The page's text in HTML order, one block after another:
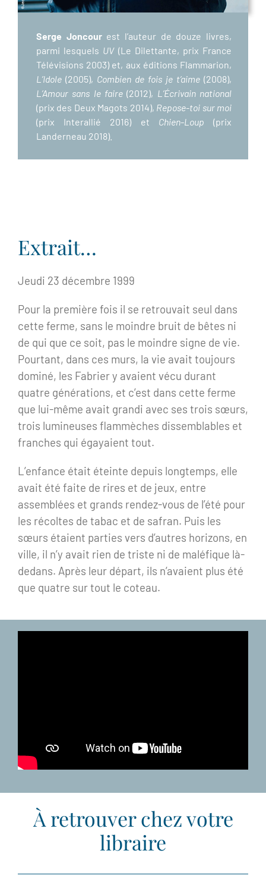
Serge Joncourest l’auteur de douze livres,
parmi lesquels UV(Le Dilettante, prix France
Télévisions 2003) et, aux éditions Flammarion,
L’Idole (2005), Combien de fois je t’aime (2008),
L’Amour sans le faire (2012), L’Écrivain national
(prix des Deux Magots 2014), Repose-toi sur moi
(prix Interallié 2016) et Chien-Loup (prix
Landerneau 2018).
Extrait…
Jeudi 23 décembre 1999
Pour la première fois il se retrouvait seul dans
cette ferme, sans le moindre bruit de bêtes ni
de qui que ce soit, pas le moindre signe de vie.
Pourtant, dans ces murs, la vie avait toujours
dominé, les Fabrier y avaient vécu durant
quatre générations, et c’est dans cette ferme
que lui-même avait grandi avec ses trois sœurs,
trois lumineuses flammèches dissemblables et
franches qui égayaient tout.
L’enfance était éteinte depuis longtemps, elle
avait été faite de rires et de jeux, entre
assemblées et grands rendez-vous de l’été pour
les récoltes de tabac et de safran. Puis les
sœurs étaient parties vers d’autres horizons, en
ville, il n’y avait rien de triste ni de maléfique là-
dedans. Après leur départ, ils n’avaient plus été
que quatre sur tout le coteau.
À retrouver chez votre
libraire